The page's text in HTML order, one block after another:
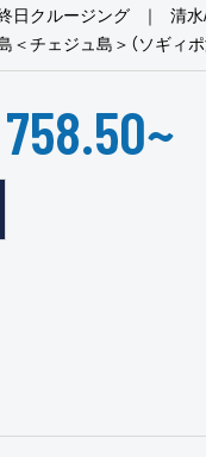
日クルージング 清
＜チェジュ島＞（ソギィポ
758.50~